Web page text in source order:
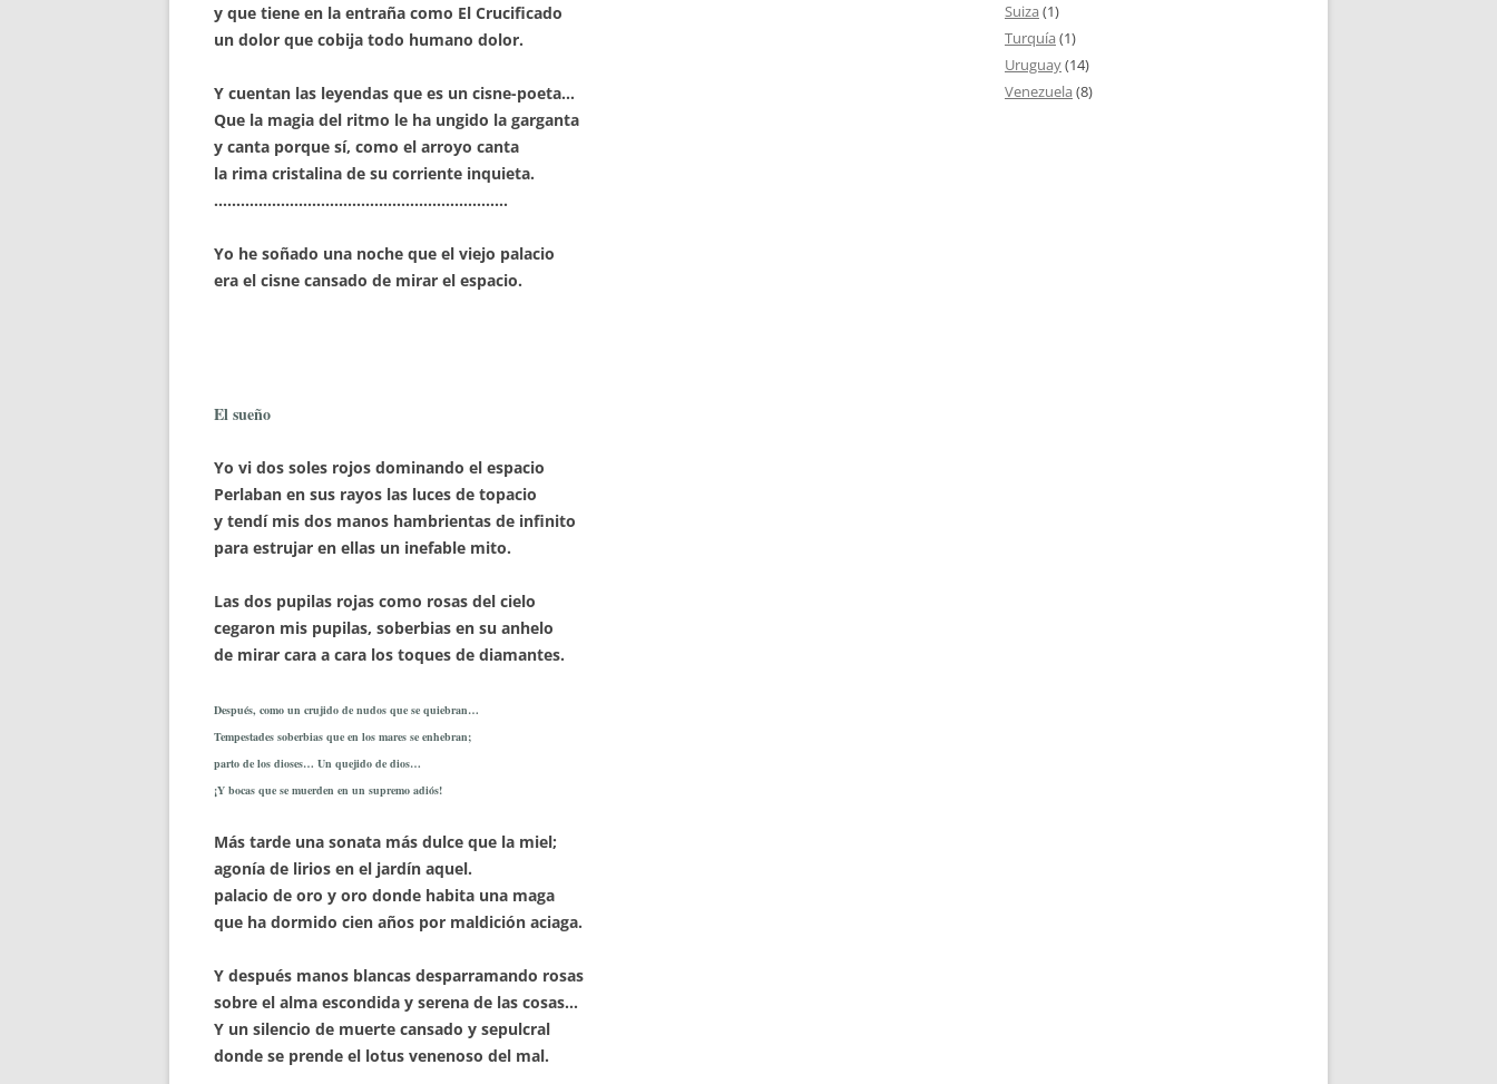
y que tiene en la entraña como El Crucificado
un dolor que cobija todo humano dolor.
Y cuentan las leyendas que es un cisne-poeta…
Que la magia del ritmo le ha ungido la garganta
y canta porque sí, como el arroyo canta
la rima cristalina de su corriente inquieta.
…………………………………………………………
Yo he soñado una noche que el viejo palacio
era el cisne cansado de mirar el espacio.
El sueño
Yo vi dos soles rojos dominando el espacio
Perlaban en sus rayos las luces de topacio
y tendí mis dos manos hambrientas de infinito
para estrujar en ellas un inefable mito.
Las dos pupilas rojas como rosas del cielo
cegaron mis pupilas, soberbias en su anhelo
de mirar cara a cara los toques de diamantes.
Después, como un crujido de nudos que se quiebran…
Tempestades soberbias que en los mares se enhebran;
parto de los dioses… Un quejido de dios…
¡Y bocas que se muerden en un supremo adiós!
Más tarde una sonata más dulce que la miel;
agonía de lirios en el jardín aquel.
palacio de oro y oro donde habita una maga
que ha dormido cien años por maldición aciaga.
Y después manos blancas desparramando rosas
sobre el alma escondida y serena de las cosas…
Y un silencio de muerte cansado y sepulcral
donde se prende el lotus venenoso del mal.
Suiza (1)
Turquía (1)
Uruguay(14)
Venezuela (8)